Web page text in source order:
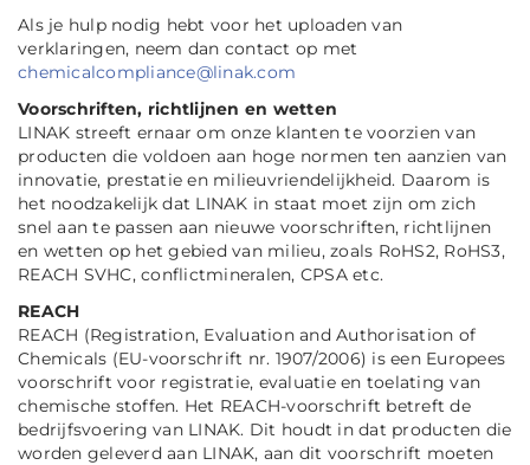
Als je hulp nodig hebt voor het uploaden van
verklaringen, neem dan contact op met
chemicalcompliance@linak.com
Voorschriften, richtlijnen en wetten
LINAK streeft ernaar om onze klanten te voorzien van
producten die voldoen aan hoge normen ten aanzien van
innovatie, prestatie en milieuvriendelijkheid. Daarom is
het noodzakelijk dat LINAK in staat moet zijn om zich
snel aan te passen aan nieuwe voorschriften, richtlijnen
en wetten op het gebied van milieu, zoals RoHS2, RoHS3,
REACH SVHC, conflictmineralen, CPSA etc.
REACH
REACH (Registration, Evaluation and Authorisation of
Chemicals (EU-voorschrift nr. 1907/2006) is een Europees
voorschrift voor registratie, evaluatie en toelating van
chemische stoffen. Het REACH-voorschrift betreft de
bedrijfsvoering van LINAK. Dit houdt in dat producten die
worden geleverd aan LINAK, aan dit voorschrift moeten